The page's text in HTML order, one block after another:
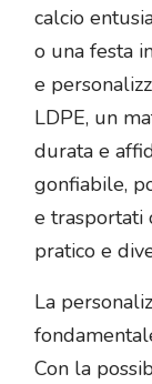
calcio
o una festa
e
LDPE, un
durata e
gonfiabile,
e trasportati
pratico e
La
Con la